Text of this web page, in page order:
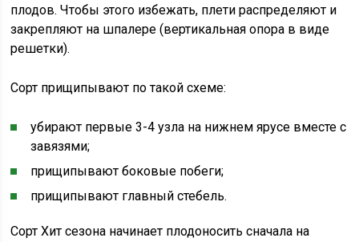
плодов. Чтобы этого избежать, плети распределяют и
закрепляют на шпалере (вертикальная опора в виде
решетки).
Сорт прищипывают по такой схеме:
убирают первые 3-4 узла на нижнем ярусе вместе с
завязями;
прищипывают боковые побеги;
прищипывают главный стебель.
Сорт Хит сезона начинает плодоносить сначала на